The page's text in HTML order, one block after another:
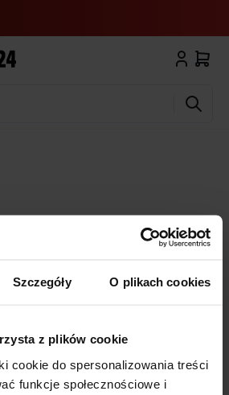
Szczegóły O plikach cookies
z plików cookie
cookie do spersonalizowania treści
funkcje społecznościowe i